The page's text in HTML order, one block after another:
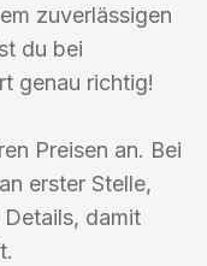
zuverlässigen
du bei
genau richtig!
Preisen an. Bei
erster Stelle,
damit